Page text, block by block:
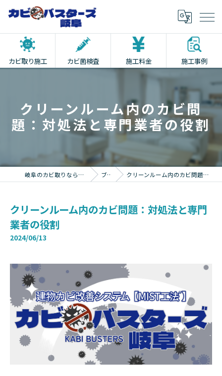
カビ取り施工 カビ菌検査 施工料金 施工事例
クリーンルーム内のカビ問
題：対処法と専門業者の役割
岐阜のカビ取りならカビバスターズ岐阜 ブログ クリーンルーム内のカビ問題：対処法と専門業者の役割
クリーンルーム内のカビ問題：対処法と専門
業者の役割
2024/06/13